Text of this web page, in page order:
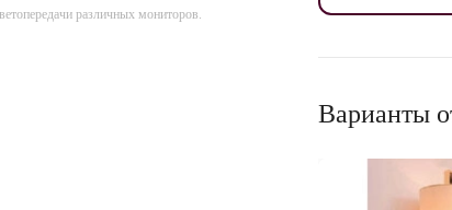
различных мониторов.
Варианты